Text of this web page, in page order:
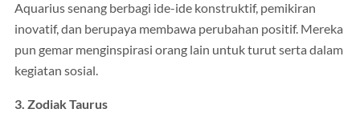
Aquarius senang berbagi ide-ide konstruktif, pemikiran
inovatif, dan berupaya membawa perubahan positif. Mereka
pun gemar menginspirasi orang lain untuk turut serta dalam
kegiatan sosial.
3. Zodiak Taurus